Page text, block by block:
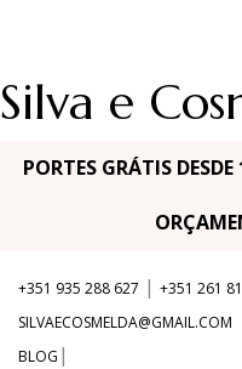
Silva e
PORTES GRÁTIS
+351 935 288 627 | +351 261
SILVAECOSMELDA@GMAIL.COM
BLOG |